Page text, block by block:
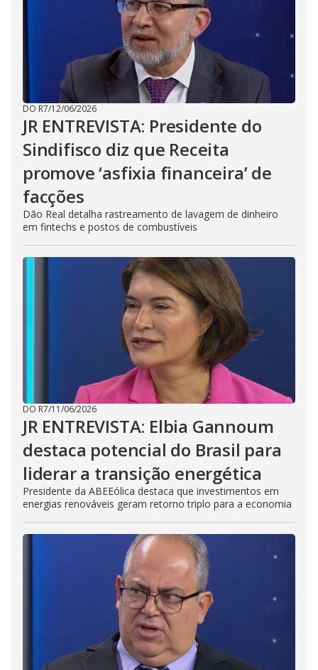
DO R7/12/06/2026
JR ENTREVISTA: Presidente do
Sindifisco diz que Receita
promove ‘asfixia financeira’ de
facções
Dão Real detalha rastreamento de lavagem de dinheiro
em fintechs e postos de combustíveis
DO R7/11/06/2026
JR ENTREVISTA: Elbia Gannoum
destaca potencial do Brasil para
liderar a transição energética
Presidente da ABEEólica destaca que investimentos em
energias renováveis geram retorno triplo para a economia